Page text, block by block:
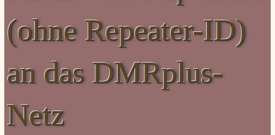
BrandMeister Hose Line
DMR ID
YSFReflectors
Xreflector
IPSC2 Hotspot
Download
(ohne Repeater-ID)
an das DMRplus-
Netz